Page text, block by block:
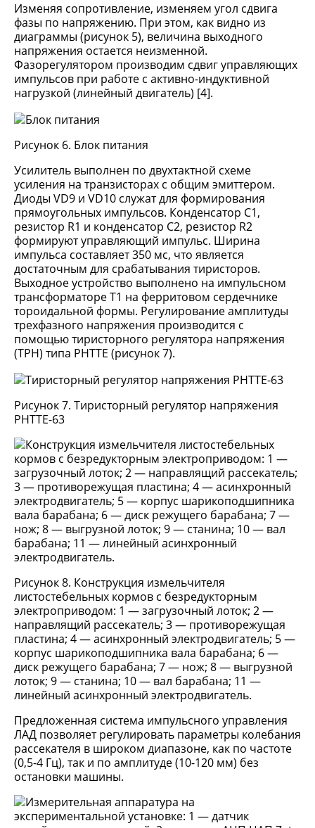
Изменяя сопротивление, изменяем угол сдвига
фазы по напряжению. При этом, как видно из
диаграммы (рисунок 5), величина выходного
напряжения остается неизменной.
Фазорегулятором производим сдвиг управляющих
импульсов при работе с активно-индуктивной
нагрузкой (линейный двигатель) [4].
Рисунок 6. Блок питания
Усилитель выполнен по двухтактной схеме
усиления на транзисторах с общим эмиттером.
Диоды VD9 и VD10 служат для формирования
прямоугольных импульсов. Конденсатор С1,
резистор R1 и конденсатор С2, резистор R2
формируют управляющий импульс. Ширина
импульса составляет 350 мс, что является
достаточным для срабатывания тиристоров.
Выходное устройство выполнено на импульсном
трансформаторе Т1 на ферритовом сердечнике
тороидальной формы. Регулирование амплитуды
трехфазного напряжения производится с
помощью тиристорного регулятора напряжения
(ТРН) типа РНТТЕ (рисунок 7).
Рисунок 7. Тиристорный регулятор напряжения
РНТТЕ-63
Рисунок 8. Конструкция измельчителя
листостебельных кормов с безредукторным
электроприводом: 1 — загрузочный лоток; 2 —
направлящий рассекатель; 3 — противорежущая
пластина; 4 — асинхронный электродвигатель; 5 —
корпус шарикоподшипника вала барабана; 6 —
диск режущего барабана; 7 — нож; 8 — выгрузной
лоток; 9 — станина; 10 — вал барабана; 11 —
линейный асинхронный электродвигатель.
Предложенная система импульсного управления
ЛАД позволяет регулировать параметры колебания
рассекателя в широком диапазоне, как по частоте
(0,5-4 Гц), так и по амплитуде (10-120 мм) без
остановки машины.